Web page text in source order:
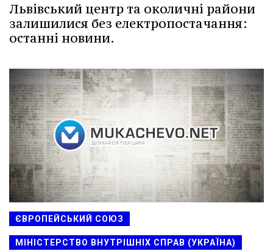
Львівський центр та околичні райони
залишилися без електропостачання:
останні новини.
ЄВРОПЕЙСЬКИЙ СОЮЗ
МІНІСТЕРСТВО ВНУТРІШНІХ СПРАВ (УКРАЇНА)